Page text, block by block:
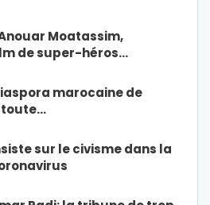
Moatassim,
de super-héros…
marocaine de
toute…
sur le civisme dans la